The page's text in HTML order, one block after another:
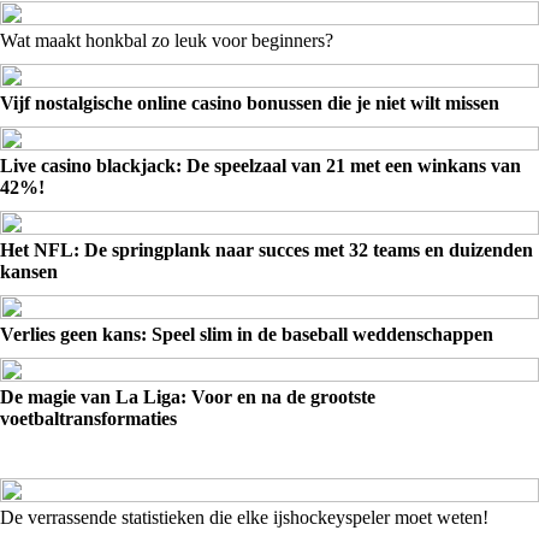
Wat maakt honkbal zo leuk voor beginners?
Vijf nostalgische online casino bonussen die je niet wilt missen
Live casino blackjack: De speelzaal van 21 met een winkans van
42%!
Het NFL: De springplank naar succes met 32 teams en duizenden
kansen
Verlies geen kans: Speel slim in de baseball weddenschappen
De magie van La Liga: Voor en na de grootste
voetbaltransformaties
De verrassende statistieken die elke ijshockeyspeler moet weten!